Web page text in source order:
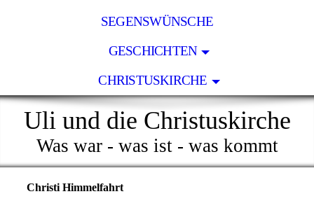
SEGENSWÜNSCHE
GESCHICHTEN
CHRISTUSKIRCHE
Uli und die Christuskirche
Was war - was ist - was kommt
Christi Himmelfahrt